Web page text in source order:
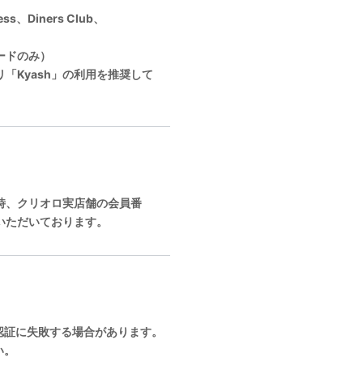
、Diners Club、
のみ）
「Kyash」の利用を推奨して
、クリオロ実店舗の会員番
だいております。
に失敗する場合があります。